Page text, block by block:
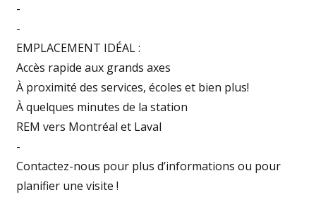
-
-
EMPLACEMENT IDÉAL :
Accès rapide aux grands axes
À proximité des services, écoles et bien plus!
À quelques minutes de la station
REM vers Montréal et Laval
-
Contactez-nous pour plus d’informations ou pour
planifier une visite !